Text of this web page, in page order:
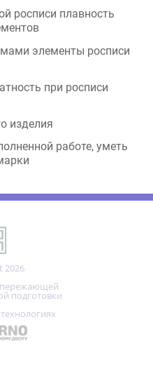
элементы росписи
изделия
работе, уметь
подготовки